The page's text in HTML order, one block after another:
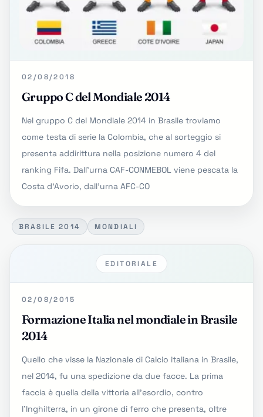
02/08/2018
Gruppo C del Mondiale 2014
Nel gruppo C del Mondiale 2014 in Brasile troviamo
come testa di serie la Colombia, che al sorteggio si
presenta addirittura nella posizione numero 4 del
ranking Fifa. Dall'urna CAF-CONMEBOL viene pescata la
Costa d'Avorio, dall'urna AFC-CO
BRASILE 2014 MONDIALI
EDITORIALE
02/08/2015
Formazione Italia nel mondiale in Brasile
2014
Quello che visse la Nazionale di Calcio italiana in Brasile,
nel 2014, fu una spedizione da due facce. La prima
faccia è quella della vittoria all'esordio, contro
l'Inghilterra, in un girone di ferro che presenta, oltre